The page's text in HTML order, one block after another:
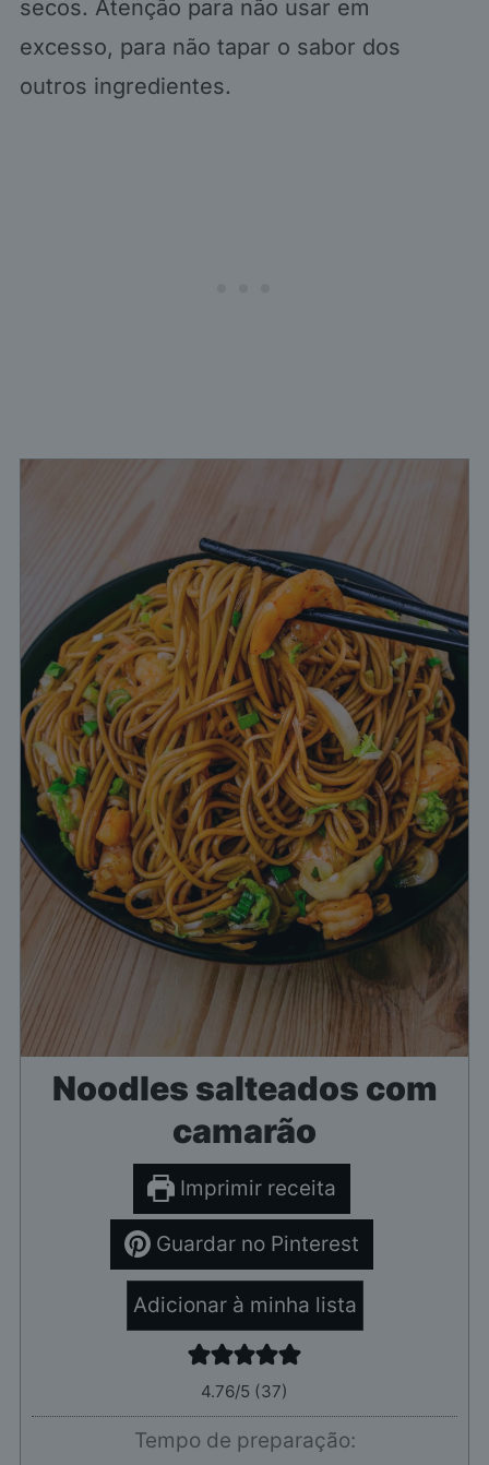
secos. Atenção para não usar em
excesso, para não tapar o sabor dos
outros ingredientes.
Noodles salteados com
camarão
Imprimir receita
Guardar no Pinterest
Adicionar à minha lista
4.76/5 (37)
Tempo de preparação: